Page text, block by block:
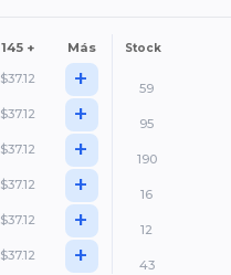
145 + Más Stock
$37.12 +
59
$37.12 +
95
$37.12 +
190
$37.12 +
16
$37.12 +
12
$37.12 + 43